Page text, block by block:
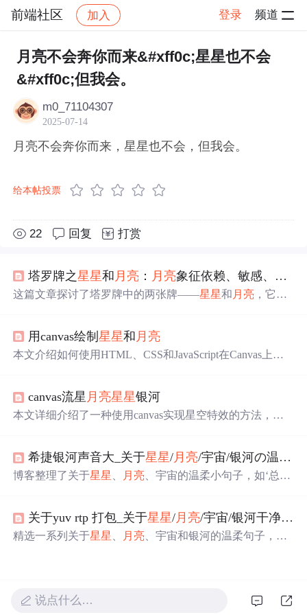
前端社区 加入 登录 频道
社区 前端社区 感慨 帖子详情
月亮不会奔你而来&#xff0c;星星也不会
&#xff0c;但我会。
m0_71104307
2025-07-14
月亮不会奔你而来，星星也不会，但我会。
给本帖投票
22 回复 打赏
塔罗牌之星星和 月亮 ： 月亮象征依赖、敏感、保守秘密
这篇文章探讨了塔罗牌中的两张牌——星星和 月亮 ，它们
含义，以及它们在事业和感情方面的指导意义。
用canvas绘制星星和 月亮
本文介绍如何使用HTML、CSS和JavaScript在Canvas上绘
canvas流星 月亮星星银河
本文详细介绍了一种使用canvas实现星空特效的方法，包
出逼真的夜空景象。
希捷银河声音大_关于星星/月亮/宇宙/银河の温柔小句子
博客整理了关于星星 月亮 、宇宙的温柔小句子，如‘总有
关于yuv rtp 打包_关于星星/月亮/宇宙/银河干净句子
精选一系列关于星星 、 月亮、宇宙和银河的温柔句子，每
说点什么…